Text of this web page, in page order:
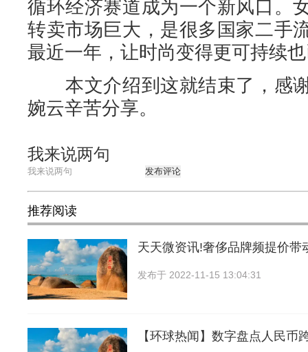
循环经济赛道成为一个新风口。
转卖市场巨大，是很多国家二手
最近一年，让时尚变得更可持续
本文介绍到这就结束了，感
婉云辛苦分享。
我来说两句
发布评论
推荐阅读
天天微资讯!奢侈品牌频提价带
发布于 2022-11-15 13:04:31
【环球热闻】数字盘点人民币